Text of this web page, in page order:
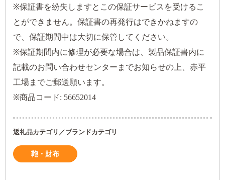
※保証書を紛失しますとこの保証サービスを受けるこ
とができません。保証書の再発行はできかねますの
で、保証期間中は大切に保管してください。
※保証期間内に修理が必要な場合は、製品保証書内に
記載のお問い合わせセンターまでお知らせの上、赤平
工場までご郵送願います。
※商品コード: 56652014
返礼品カテゴリ／ブランドカテゴリ
鞄・財布